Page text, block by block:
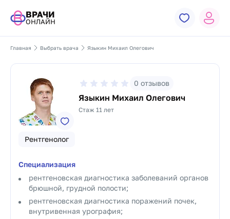
ВРАЧИ
ОНЛАЙН
Главная Выбрать врача Языкин Михаил Олегович
0 отзывов
Языкин Михаил Олегович
Стаж 11 лет
Рентгенолог
Специализация
рентгеновская диагностика заболеваний органов
брюшной, грудной полости;
рентгеновская диагностика поражений почек,
внутривенная урография;